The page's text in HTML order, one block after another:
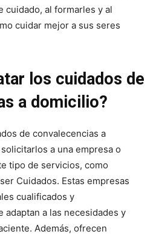
cuidado, al formarles y al
cuidar mejor a sus seres
los cuidados de
a domicilio?
de convalecencias a
a una empresa o
tipo de servicios, como
Cuidados. Estas empresas
cualificados y
adaptan a las necesidades y
Además, ofrecen